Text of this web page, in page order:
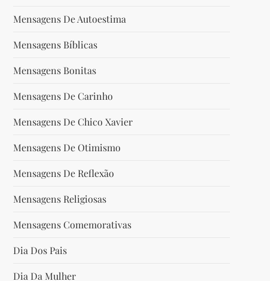
Mensagens De Autoestima
Mensagens Bíblicas
Mensagens Bonitas
Mensagens De Carinho
Mensagens De Chico Xavier
Mensagens De Otimismo
Mensagens De Reflexão
Mensagens Religiosas
Mensagens Comemorativas
Dia Dos Pais
Dia Da Mulher